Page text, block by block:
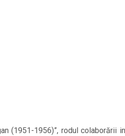
(1951-1956)”, rodul colaborării